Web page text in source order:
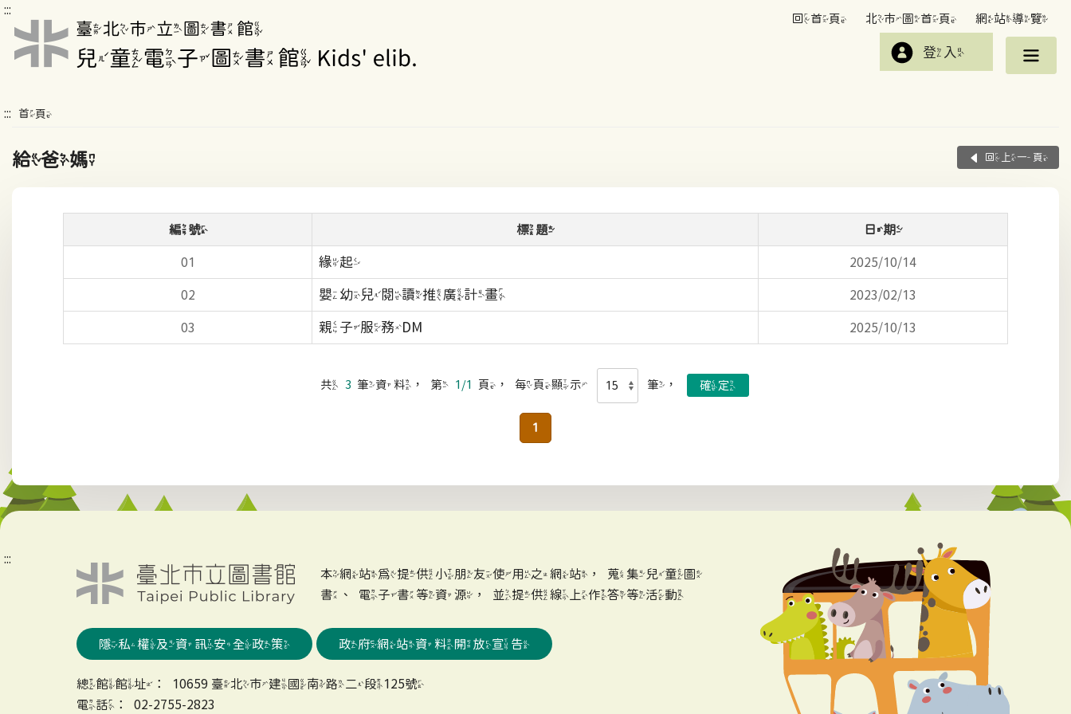
:::
回首頁 北市圖首頁 網站導覽
登入
::: 首頁
給爸媽 回上一頁
編號 標題 日期
01 緣起 2025/10/14
02 嬰幼兒閱讀推廣計畫 2023/02/13
03 親子服務DM 2025/10/13
共 3 筆資料，第 1/1 頁，每頁顯示 筆，
1
:::
本網站為提供小朋友使用之網站，蒐集兒童圖
書、電子書等資源，並提供線上作答等活動
隱私權及資訊安全政策 政府網站資料開放宣告
總館館址：10659 臺北市建國南路二段125號
電話：02-2755-2823